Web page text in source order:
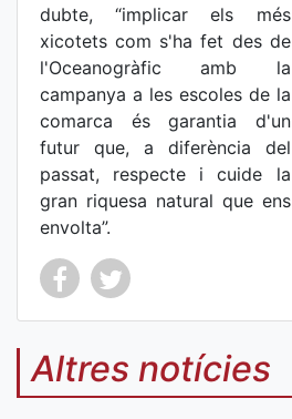
dubte, “implicar els més
xicotets com s'ha fet des de
l'Oceanogràfic amb la
campanya a les escoles de la
comarca és garantia d'un
futur que, a diferència del
passat, respecte i cuide la
gran riquesa natural que ens
envolta”.
Co
mp
art
Co
mp
art
Altres notícies